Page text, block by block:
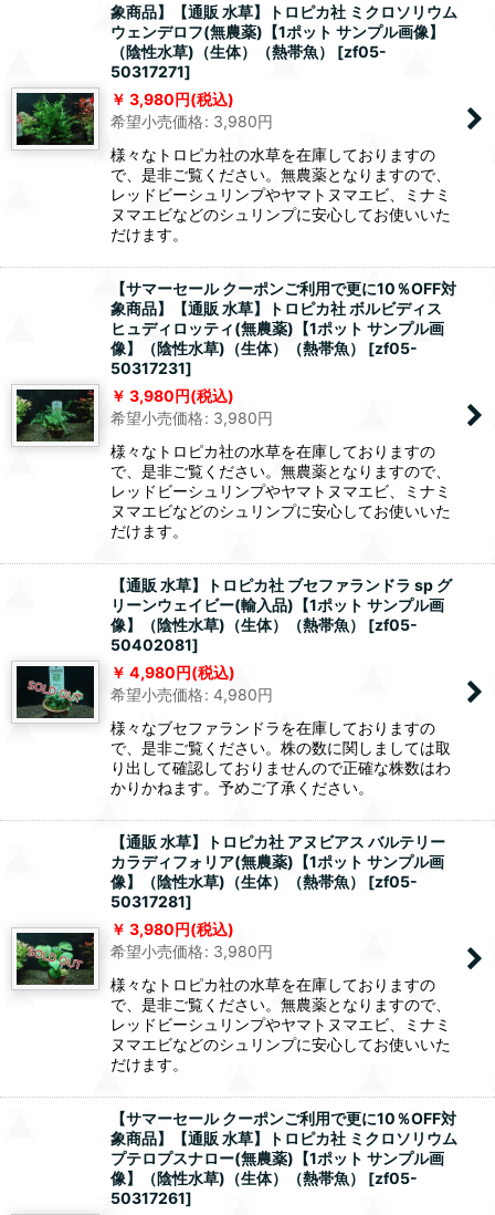
象商品】【通販 水草】トロピカ社 ミクロソリウム
ウェンデロフ(無農薬)【1ポット サンプル画像】
（陰性水草)（生体）（熱帯魚）
[zf05-
50317271]
3,980円(税込)
希望小売価格: 3,980円
様々なトロピカ社の水草を在庫しておりますの
で、是非ご覧ください。無農薬となりますので、
レッドビーシュリンプやヤマトヌマエビ、ミナミ
ヌマエビなどのシュリンプに安心してお使いいた
だけます。
【サマーセール クーポンご利用で更に10％OFF対
象商品】【通販 水草】トロピカ社 ボルビディス
ヒュディロッティ(無農薬)【1ポット サンプル画
像】（陰性水草)（生体）（熱帯魚）
[zf05-
50317231]
3,980円(税込)
希望小売価格: 3,980円
様々なトロピカ社の水草を在庫しておりますの
で、是非ご覧ください。無農薬となりますので、
レッドビーシュリンプやヤマトヌマエビ、ミナミ
ヌマエビなどのシュリンプに安心してお使いいた
だけます。
【通販 水草】トロピカ社 ブセファランドラ sp グ
リーンウェイビー(輸入品)【1ポット サンプル画
像】（陰性水草)（生体）（熱帯魚）
[zf05-
50402081]
4,980円(税込)
希望小売価格: 4,980円
様々なブセファランドラを在庫しておりますの
で、是非ご覧ください。株の数に関しましては取
り出して確認しておりませんので正確な株数はわ
かりかねます。予めご了承ください。
【通販 水草】トロピカ社 アヌビアス バルテリー
カラディフォリア(無農薬)【1ポット サンプル画
像】（陰性水草)（生体）（熱帯魚）
[zf05-
50317281]
3,980円(税込)
希望小売価格: 3,980円
様々なトロピカ社の水草を在庫しておりますの
で、是非ご覧ください。無農薬となりますので、
レッドビーシュリンプやヤマトヌマエビ、ミナミ
ヌマエビなどのシュリンプに安心してお使いいた
だけます。
【サマーセール クーポンご利用で更に10％OFF対
象商品】【通販 水草】トロピカ社 ミクロソリウム
プテロプスナロー(無農薬)【1ポット サンプル画
像】（陰性水草)（生体）（熱帯魚）
[zf05-
50317261]